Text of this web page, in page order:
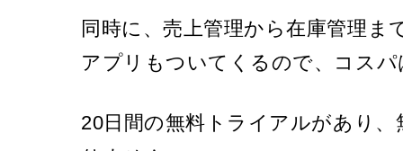
同時に、売上管理から在庫管理
アプリもついてくるので、コス
20日間の無料トライアルがあり